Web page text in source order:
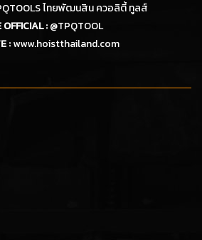
ไทยพัฒนสิน ควอลิตี้ ทูลส์
OFFICIAL :@TPQTOOL
:www.hoistthailand.com